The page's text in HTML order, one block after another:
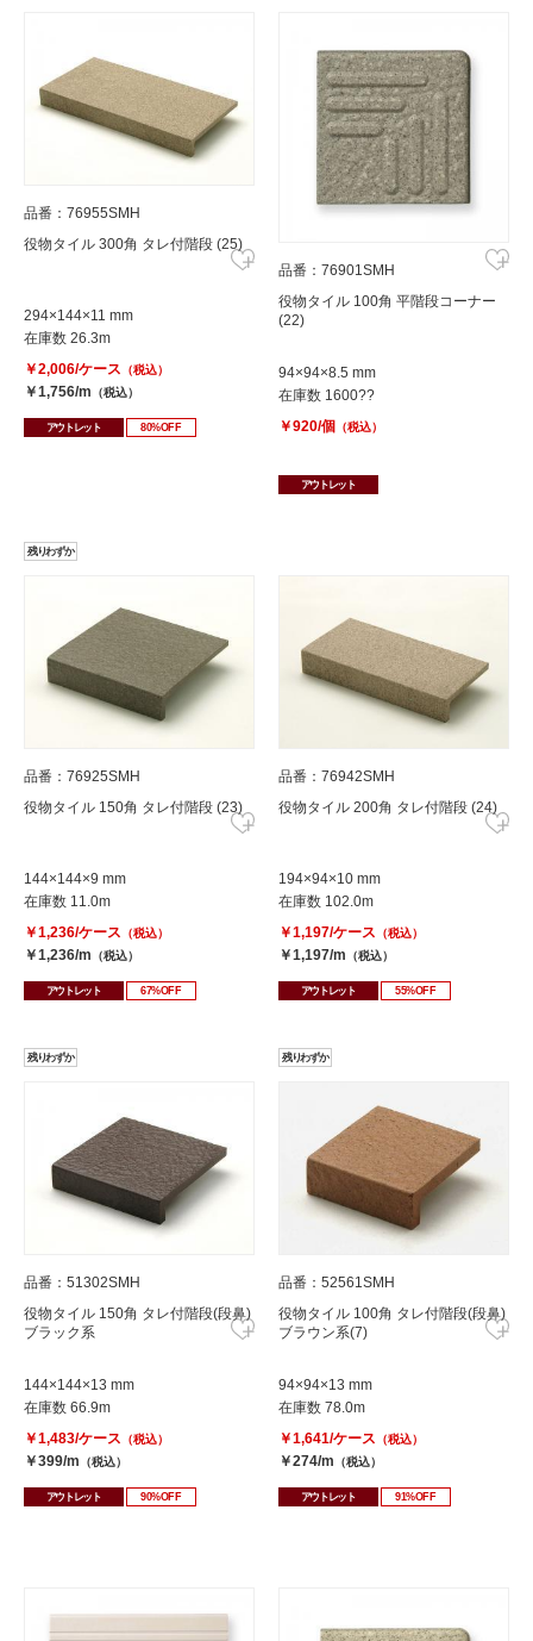
品番：76955SMH
役物タイル 300角 タレ付階段 (25)
294×144×11 mm
在庫数 26.3m
￥2,006/ケース （税込）
￥1,756/m （税込）
アウトレット 80%OFF
品番：76901SMH
役物タイル 100角 平階段コーナー
(22)
94×94×8.5 mm
在庫数 1600??
￥920/個
（税込）
アウトレット
残りわずか
品番：76925SMH
役物タイル 150角 タレ付階段 (23)
144×144×9 mm
在庫数 11.0m
￥1,236/ケース （税込）
￥1,236/m （税込）
アウトレット 67%OFF
品番：76942SMH
役物タイル 200角 タレ付階段 (24)
194×94×10 mm
在庫数 102.0m
￥1,197/ケース （税込）
￥1,197/m （税込）
アウトレット 55%OFF
残りわずか
品番：51302SMH
役物タイル 150角 タレ付階段(段鼻)
ブラック系
144×144×13 mm
在庫数 66.9m
￥1,483/ケース （税込）
￥399/m （税込）
アウトレット 90%OFF
残りわずか
品番：52561SMH
役物タイル 100角 タレ付階段(段鼻)
ブラウン系(7)
94×94×13 mm
在庫数 78.0m
￥1,641/ケース （税込）
￥274/m （税込）
アウトレット 91%OFF